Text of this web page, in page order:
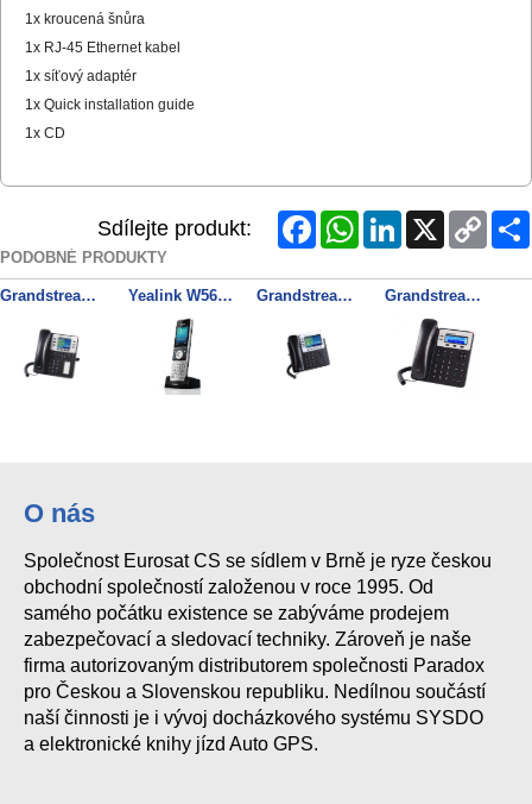
1x kroucená šnůra
1x RJ-45 Ethernet kabel
1x síťový adaptér
1x Quick installation guide
1x CD
Sdílejte produkt: FacebookWhatsAppLinkedInX
Copy
Link
PODOBNÉ PRODUKTY
Grandstream GXP2130 SIP telefon Yealink W56H SIP DECT ručka Grandstream GXP2140 SIP telefon Grandstream GXP1625 SIP telefon
O nás
Společnost Eurosat CS se sídlem v Brně je ryze českou
obchodní společností založenou v roce 1995. Od
samého počátku existence se zabýváme prodejem
zabezpečovací a sledovací techniky. Zároveň je naše
firma autorizovaným distributorem společnosti Paradox
pro Českou a Slovenskou republiku. Nedílnou součástí
naší činnosti je i vývoj docházkového systému SYSDO
a elektronické knihy jízd Auto GPS.